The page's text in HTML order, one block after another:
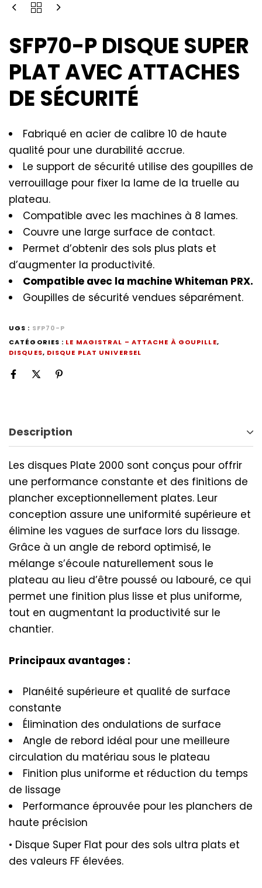
SFP70-P DISQUE SUPER
PLAT AVEC ATTACHES
DE SÉCURITÉ
Fabriqué en acier de calibre 10 de haute
qualité pour une durabilité accrue.
Le support de sécurité utilise des goupilles de
verrouillage pour fixer la lame de la truelle au
plateau.
Compatible avec les machines à 8 lames.
Couvre une large surface de contact.
Permet d’obtenir des sols plus plats et
d’augmenter la productivité.
Compatible avec la machine Whiteman PRX.
Goupilles de sécurité vendues séparément.
UGS : SFP70-P
CATÉGORIES : LE MAGISTRAL – ATTACHE À GOUPILLE,
DISQUES, DISQUE PLAT UNIVERSEL
Description
Les disques Plate 2000 sont conçus pour offrir
une performance constante et des finitions de
plancher exceptionnellement plates. Leur
conception assure une uniformité supérieure et
élimine les vagues de surface lors du lissage.
Grâce à un angle de rebord optimisé, le
mélange s’écoule naturellement sous le
plateau au lieu d’être poussé ou labouré, ce qui
permet une finition plus lisse et plus uniforme,
tout en augmentant la productivité sur le
chantier.
Principaux avantages :
Planéité supérieure et qualité de surface
constante
Élimination des ondulations de surface
Angle de rebord idéal pour une meilleure
circulation du matériau sous le plateau
Finition plus uniforme et réduction du temps
de lissage
Performance éprouvée pour les planchers de
haute précision
• Disque Super Flat pour des sols ultra plats et
des valeurs FF élevées.